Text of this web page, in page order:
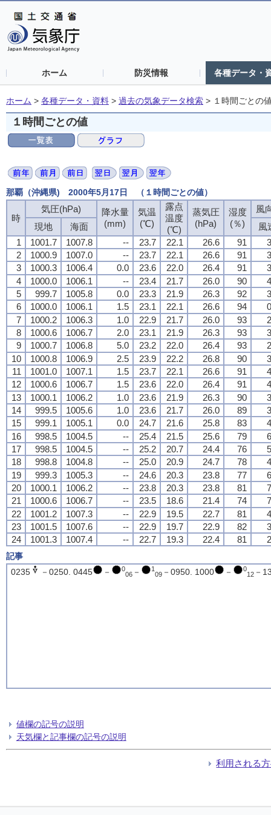
ホーム 防災情報 各種データ・
ホーム > 各種データ・資料 > 過去の気象データ検索 > １時間ごとの
１時間ごとの値
那覇（沖縄県) 2000年5月17日 （１時間ごとの値）
時
気圧(hPa)
降水量
(mm)
気温
(℃)
露点
温度
(℃)
蒸気圧
(hPa)
湿度
(％)
風
現地
海面
風
1
1001.7 1007.8 -- 23.7 22.1 26.6 91
2
1000.9 1007.0 -- 23.7 22.1 26.6 91
3
1000.3 1006.4 0.0 23.6 22.0 26.4 91
4
1000.0 1006.1 -- 23.4 21.7 26.0 90
5
999.7 1005.8 0.0 23.3 21.9 26.3 92
6
1000.0 1006.1 1.5 23.1 22.1 26.6 94
7
1000.2 1006.3 1.0 22.9 21.7 26.0 93
8
1000.6 1006.7 2.0 23.1 21.9 26.3 93
9
1000.7 1006.8 5.0 23.2 22.0 26.4 93
10
1000.8 1006.9 2.5 23.9 22.2 26.8 90
11
1001.0 1007.1 1.5 23.7 22.1 26.6 91
12
1000.6 1006.7 1.5 23.6 22.0 26.4 91
13
1000.1 1006.2 1.0 23.6 21.9 26.3 90
14
999.5 1005.6 1.0 23.6 21.7 26.0 89
15
999.1 1005.1 0.0 24.7 21.6 25.8 83
16
998.5 1004.5 -- 25.4 21.5 25.6 79
17
998.5 1004.5 -- 25.2 20.7 24.4 76
18
998.8 1004.8 -- 25.0 20.9 24.7 78
19
999.3 1005.3 -- 24.6 20.3 23.8 77
20
1000.1 1006.2 -- 23.8 20.3 23.8 81
21
1000.6 1006.7 -- 23.5 18.6 21.4 74
22
1001.2 1007.3 -- 22.9 19.5 22.7 81
23
1001.5 1007.6 -- 22.9 19.7 22.9 82
24
1001.3 1007.4 -- 22.7 19.3 22.4 81
記事
0235
－0250. 0445 － 0
06－ 1
09－0950. 1000 － 0
12－
値欄の記号の説明
天気欄と記事欄の記号の説明
利用される